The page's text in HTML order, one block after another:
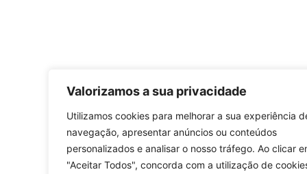
Valorizamos a sua privacidade
Utilizamos cookies para melhorar a sua experiência
navegação, apresentar anúncios ou conteúdos
personalizados e analisar o nosso tráfego. Ao clicar
"Aceitar Todos", concorda com a utilização de